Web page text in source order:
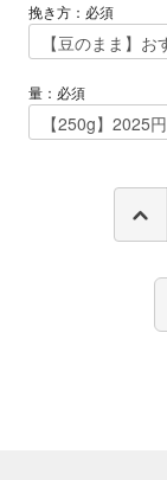
挽き方：必須
量：必須